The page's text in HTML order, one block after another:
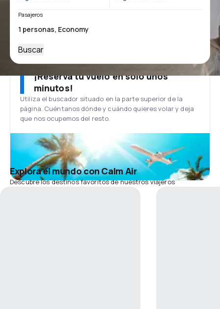
Pasajeros
Buscar
¡Reserva tu vuelo en solo unos
minutos!
Utiliza el buscador situado en la parte superior de la
página. Cuéntanos dónde y cuándo quieres volar y deja
que nos ocupemos del resto.
Explora el mundo con Calm Air
Descubre los destinos favoritos de nuestros viajeros